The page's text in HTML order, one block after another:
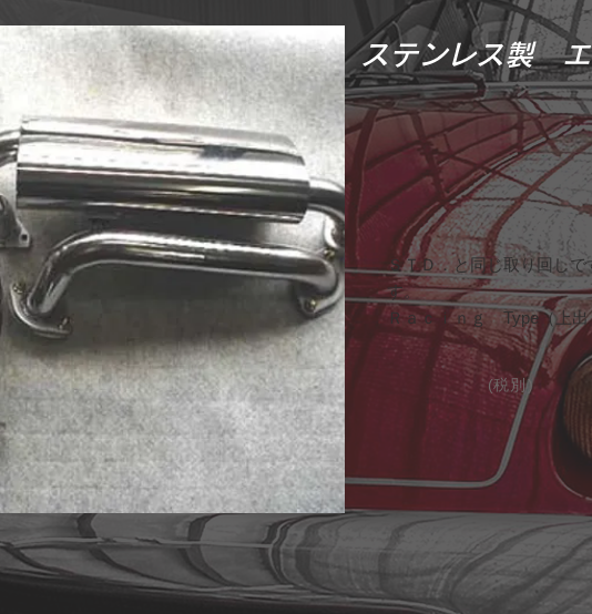
I'm a title. ​Click here to edit me.
ステンレス製 エ
ＳＴＤ．と同じ取り回し
す。
Ｒａｃｉｎｇ Type（上出
(税 別)